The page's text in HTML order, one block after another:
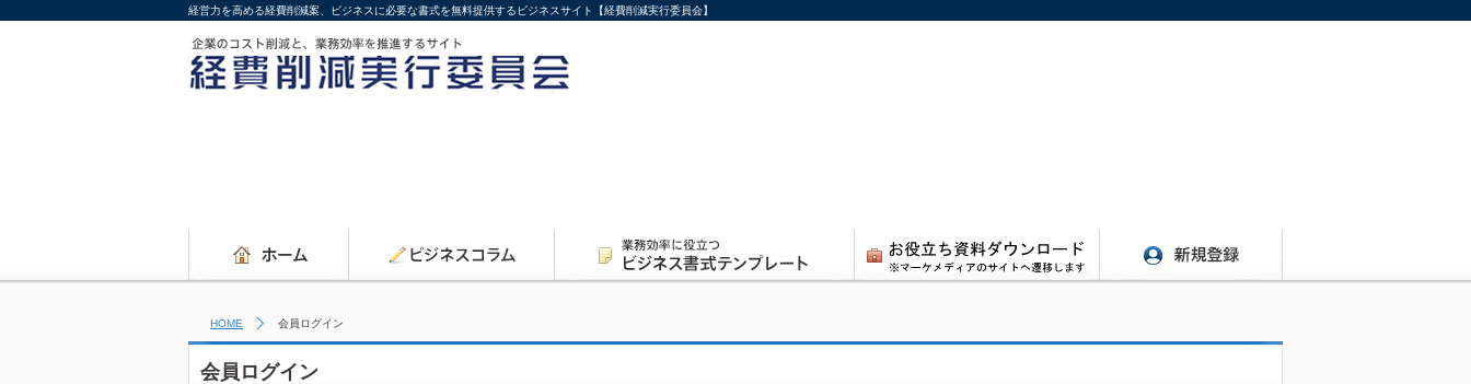
経営力を高める経費削減案、ビジネスに必要な書式を無料提供するビジネスサイト【経費削減実行委員会】
HOME 会員ログイン
会員ログイン